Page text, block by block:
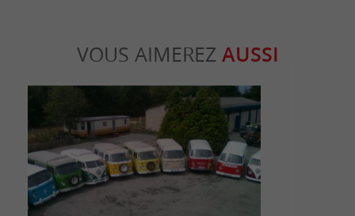
VOUS AIMEREZ AUSSI